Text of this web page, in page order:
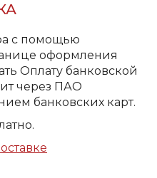
с помощью
оформления
Оплату банковской
через ПАО
банковских карт.